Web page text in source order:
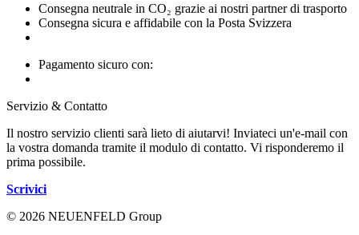
Consegna neutrale in CO₂ grazie ai nostri partner di trasporto
Consegna sicura e affidabile con la Posta Svizzera
Pagamento sicuro con:
Servizio & Contatto
Il nostro servizio clienti sarà lieto di aiutarvi! Inviateci un'e-mail con
la vostra domanda tramite il modulo di contatto. Vi risponderemo il
prima possibile.
Scrivici
© 2026 NEUENFELD Group